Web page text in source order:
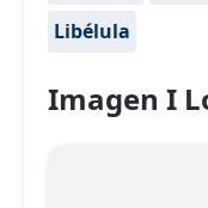
Libélula
Imagen I